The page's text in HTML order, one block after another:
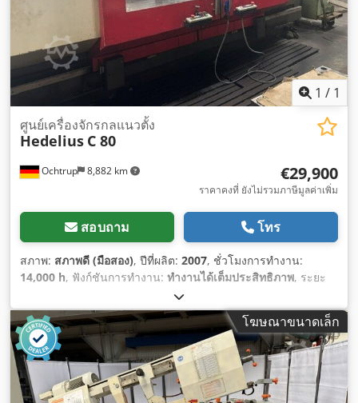
1 / 1
Ochtrup 8,882 km
ศูนย์เครื่องจักรกลแนวตั้ง
Hedelius C 80
€29,900
ราคาคงที่ ยังไม่รวมภาษีมูลค่าเพิ่ม
สอบถาม โทร
สภาพ: สภาพดี (มือสอง), ปีที่ผลิต: 2007, ชั่วโมงการทำงาน:
14,000 h, ฟังก์ชันการทำงาน: ทำงานได้เต็มประสิทธิภาพ, ระยะ
, ระยะเคลื่อนที่แกน Y:
เคลื่อนที่ตามแกน Z:600 มม, ผู้ผลิตคอนโทรลเลอร์:Heidenhain
530, รุ่นของคอนโทรลเลอร์:Heidenhain ITNC 530, ความเร็ว
รอบ (ต่ำสุด):8,000 รอบ/นาที, ความเร็วแกนหมุน (นาที):8,000
รอบ/นาที, การจ่ายน้ำหล่อเย็น:20 แท่ง, จำนวนแกนหมุน:
, แรง
ดันไฟฟ้าขาเข้า:29 V, อุปกรณ์:ความเร็วรอบปรับเปลี่ยนได้แบบ
ไม่จำกัด, สายพานลำเลียงเศษโลหะ, เอกสารประกอบ / คู่มือ
โฆษณาขนาดเล็ก